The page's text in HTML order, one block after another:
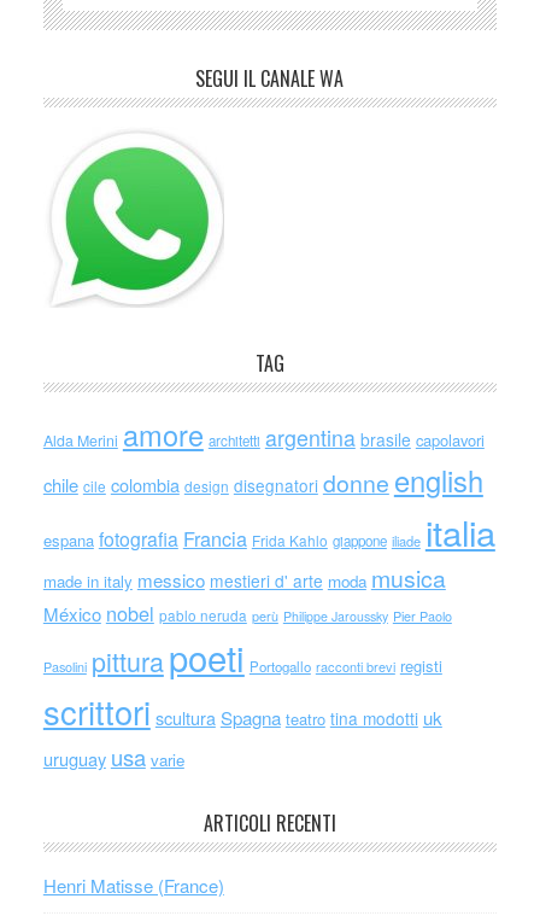
SEGUI IL CANALE WA
TAG
Alda Merini amore architetti argentina brasile capolavori
chile cile colombia design disegnatori donne english
espana fotografia Francia Frida Kahlo giappone iliade italia
made in italy messico mestieri d' arte moda musica
México nobel pablo neruda perù Philippe Jaroussky Pier Paolo
Pasolini pitturapoeti Portogallo racconti brevi registi
scrittori scultura Spagna teatro tina modotti uk
uruguay usa varie
ARTICOLI RECENTI
Henri Matisse (France)